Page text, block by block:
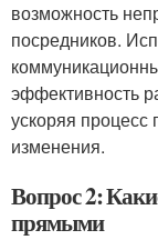
возможность
посредников.
эффективность
ускоряя
изменения.
Вопрос 2:
прямыми